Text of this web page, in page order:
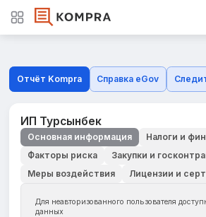
Отчёт Kompra Справка eGov
ИП Турсынбек
Основная информация Налоги и
Факторы риска
Закупки и
Меры воздействия
Лицензии и
Для неавторизованного пользователя
данных